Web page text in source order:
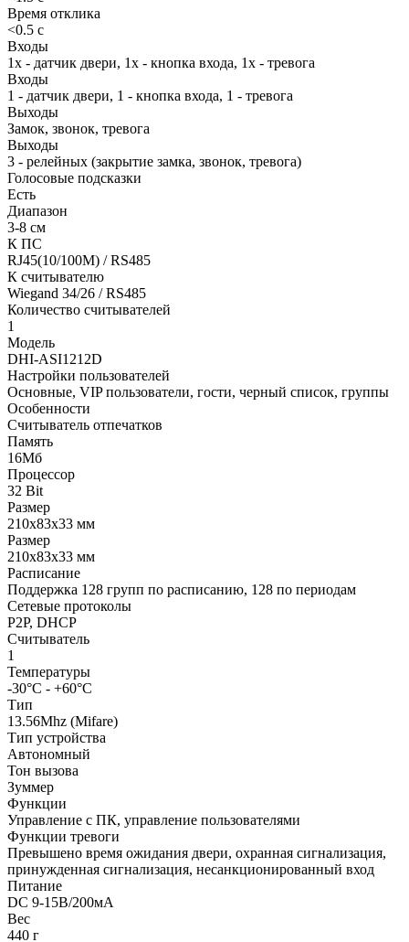
Время отклика
<0.5 c
Входы
1x - датчик двери, 1х - кнопка входа, 1х - тревога
Входы
1 - датчик двери, 1 - кнопка входа, 1 - тревога
Выходы
Замок, звонок, тревога
Выходы
3 - релейных (закрытие замка, звонок, тревога)
Голосовые подсказки
Есть
Диапазон
3-8 см
К ПС
RJ45(10/100M) / RS485
К считывателю
Wiegand 34/26 / RS485
Количество считывателей
1
Модель
DHI-ASI1212D
Настройки пользователей
Основные, VIP пользователи, гости, черный список, группы
Особенности
Считыватель отпечатков
Память
16Мб
Процессор
32 Bit
Размер
210х83х33 мм
Размер
210х83х33 мм
Расписание
Поддержка 128 групп по расписанию, 128 по периодам
Сетевые протоколы
P2P, DHCP
Считыватель
1
Температуры
-30°С - +60°С
Тип
13.56Mhz (Mifare)
Тип устройства
Автономный
Тон вызова
Зуммер
Функции
Управление с ПК, управление пользователями
Функции тревоги
Превышено время ожидания двери, охранная сигнализация,
принужденная сигнализация, несанкционированный вход
Питание
DC 9-15В/200мА
Вес
440 г